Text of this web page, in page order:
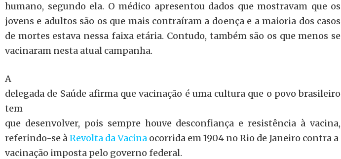
humano, segundo ela. O médico apresentou dados que mostravam que os
jovens e adultos são os que mais contraíram a doença e a maioria dos casos
de mortes estava nessa faixa etária. Contudo, também são os que menos se
vacinaram nesta atual campanha.
A
delegada de Saúde afirma que vacinação é uma cultura que o povo brasileiro
tem
que desenvolver, pois sempre houve desconfiança e resistência à vacina,
referindo-se àRevolta da Vacina ocorrida em 1904 no Rio de Janeiro contra a
vacinação imposta pelo governo federal.